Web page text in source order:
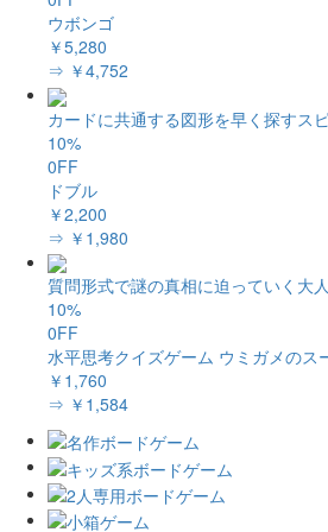
ウボンゴ
￥5,280
⇒ ￥4,752
カードに共通する図形を早く探すス
10%
0FF
ドブル
￥2,200
⇒ ￥1,980
質問形式で謎の真相に迫っていく大
10%
0FF
水平思考クイズゲーム ウミガメのス
￥1,760
⇒ ￥1,584